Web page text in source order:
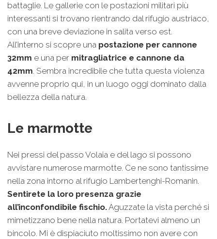
battaglie. Le gallerie con le postazioni militari più
interessanti si trovano rientrando dal rifugio austriaco,
con una breve deviazione in salita verso est.
All’interno si scopre una postazione per cannone
32mm e una per mitragliatrice e cannone da
42mm. Sembra incredibile che tutta questa violenza
avvenne proprio qui, in un luogo oggi dominato dalla
bellezza della natura.
Le marmotte
Nei pressi del passo Volaia e del lago si possono
avvistare numerose marmotte. Ce ne sono tantissime
nella zona intorno al rifugio Lambertenghi-Romanin.
Sentirete la loro presenza grazie
all’inconfondibile fischio.Aguzzate la vista perché si
mimetizzano bene nella natura. Portatevi almeno un
bincolo. Mi è dispiaciuto moltissimo non avere con